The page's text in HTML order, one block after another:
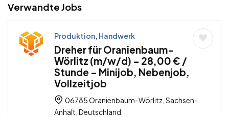
Verwandte Jobs
Produktion, Handwerk
Dreher für Oranienbaum-
Wörlitz (m/w/d) – 28,00 € /
Stunde – Minijob, Nebenjob,
Vollzeitjob
06785 Oranienbaum-Wörlitz, Sachsen-
Anhalt, Deutschland